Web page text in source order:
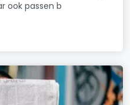
ook passen b